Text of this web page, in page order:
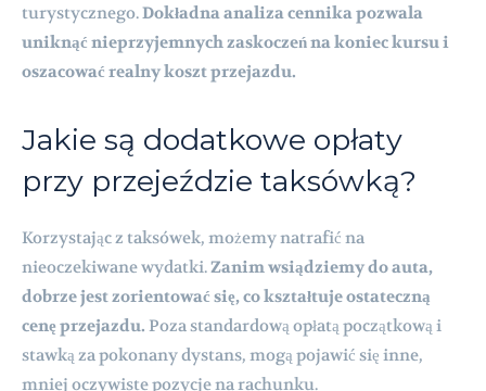
turystycznego.Dokładna analiza cennika pozwala
uniknąć nieprzyjemnych zaskoczeń na koniec kursu i
oszacować realny koszt przejazdu.
Jakie są dodatkowe opłaty
przy przejeździe taksówką?
Korzystając z taksówek, możemy natrafić na
nieoczekiwane wydatki.Zanim wsiądziemy do auta,
dobrze jest zorientować się, co kształtuje ostateczną
cenę przejazdu. Poza standardową opłatą początkową i
stawką za pokonany dystans, mogą pojawić się inne,
mniej oczywiste pozycje na rachunku.